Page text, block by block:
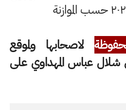
لاصحابها ولموقع
شلال عباس المهداوي على